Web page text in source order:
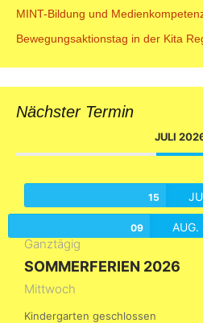
MINT-Bildung und
Bewegungsaktionstag in der Kita
Nächster Termin
JULI
15
09 AUG.
Ganztägig
SOMMERFERIEN 2026
Mittwoch
Kindergarten geschlossen